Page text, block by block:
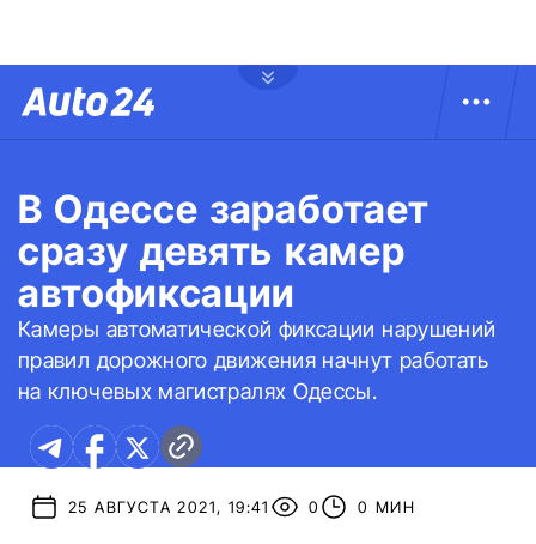
В Одессе заработает
сразу девять камер
автофиксации
Камеры автоматической фиксации нарушений
правил дорожного движения начнут работать
на ключевых магистралях Одессы.
25 АВГУСТА 2021, 19:41 0 0 МИН